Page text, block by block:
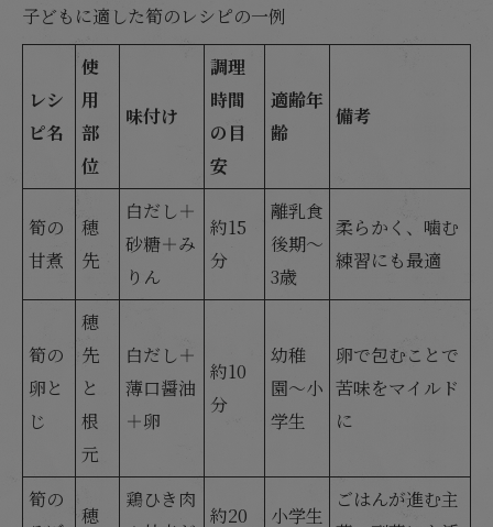
子どもに適した筍のレシピの一例
レシ
ピ名
使
用
部
位
味付け
調理
時間
の目
安
適齢年
齢
備考
筍の
甘煮
穂
先
白だし＋
砂糖＋み
りん
約15
分
離乳食
後期〜
3歳
柔らかく、噛む
練習にも最適
筍の
卵と
じ
穂
先
と
根
元
白だし＋
薄口醤油
＋卵
約10
分
幼稚
園〜小
学生
卵で包むことで
苦味をマイルド
に
筍の
穂
鶏ひき肉
約20
小学生
ごはんが進む主